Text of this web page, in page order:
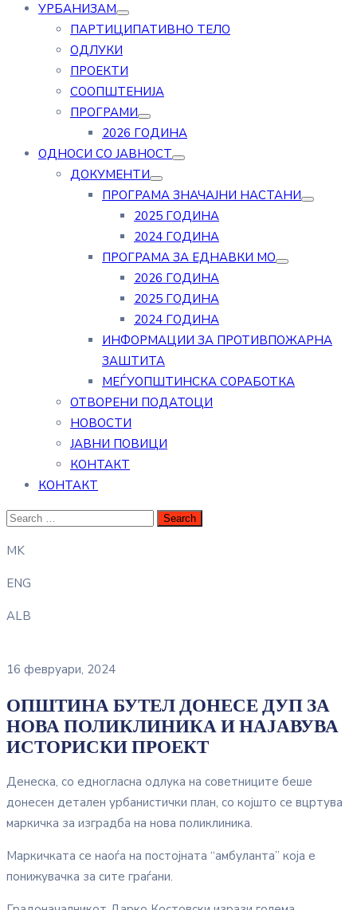
УРБАНИЗАМ
ПАРТИЦИПАТИВНО ТЕЛО
ОДЛУКИ
ПРОЕКТИ
СООПШТЕНИЈА
ПРОГРАМИ
2026 ГОДИНА
ОДНОСИ СО ЈАВНОСТ
ДОКУМЕНТИ
ПРОГРАМА ЗНАЧАЈНИ НАСТАНИ
2025 ГОДИНА
2024 ГОДИНА
ПРОГРАМА ЗА ЕДНАВКИ МО
2026 ГОДИНА
2025 ГОДИНА
2024 ГОДИНА
ИНФОРМАЦИИ ЗА ПРОТИВПОЖАРНА
ЗАШТИТА
МЕЃУОПШТИНСКА СОРАБОТКА
ОТВОРЕНИ ПОДАТОЦИ
НОВОСТИ
ЈАВНИ ПОВИЦИ
КОНТАКТ
КОНТАКТ
MK
ENG
ALB
16 февруари, 2024
ОПШТИНА БУТЕЛ ДОНЕСЕ ДУП ЗА
НОВА ПОЛИКЛИНИКА И НАЈАВУВА
ИСТОРИСКИ ПРОЕКТ
Денеска, со едногласна одлука на советниците беше
донесен детален урбанистички план, со којшто се вцртува
маркичка за изградба на нова поликлиника.
Маркичката се наоѓа на постојната “амбуланта” која е
понижувачка за сите граѓани.